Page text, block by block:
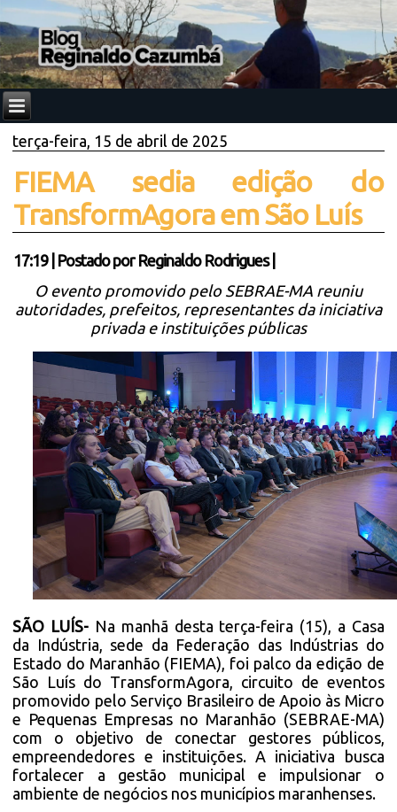
terça-feira, 15 de abril de 2025
FIEMA sedia edição do
TransformAgora em São Luís
17:19| Postado por Reginaldo Rodrigues
O evento promovido pelo SEBRAE-MA reuniu
autoridades, prefeitos, representantes da iniciativa
privada e instituições públicas
SÃO LUÍS- Na manhã desta terça-feira (15), a Casa
da Indústria, sede da Federação das Indústrias do
Estado do Maranhão (FIEMA), foi palco da edição de
São Luís do TransformAgora, circuito de eventos
promovido pelo Serviço Brasileiro de Apoio às Micro
e Pequenas Empresas no Maranhão (SEBRAE-MA)
com o objetivo de conectar gestores públicos,
empreendedores e instituições. A iniciativa busca
fortalecer a gestão municipal e impulsionar o
ambiente de negócios nos municípios maranhenses.